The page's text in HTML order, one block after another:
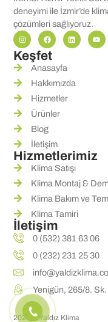
deneyimi ile İzmir’de
çözümleri sağlıyoruz.
Keşfet
Anasayfa
Hakkımızda
Hizmetler
Ürünler
Blog
İletişim
Hizmetlerimiz
Klima Satışı
Klima Montaj &
Klima Bakım ve
Klima Tamiri
İletişim
0 (532) 381 63 06
0 (232) 231 25 30
Yenigün, 265/8.
2026 © Yaldız Klima